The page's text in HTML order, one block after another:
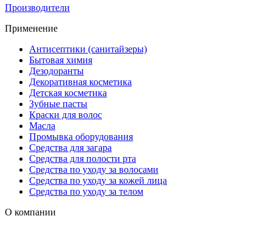
Производители
Применение
Антисептики (санитайзеры)
Бытовая химия
Дезодоранты
Декоративная косметика
Детская косметика
Зубные пасты
Краски для волос
Масла
Промывка оборудования
Средства для загара
Средства для полости рта
Средства по уходу за волосами
Средства по уходу за кожей лица
Средства по уходу за телом
О компании